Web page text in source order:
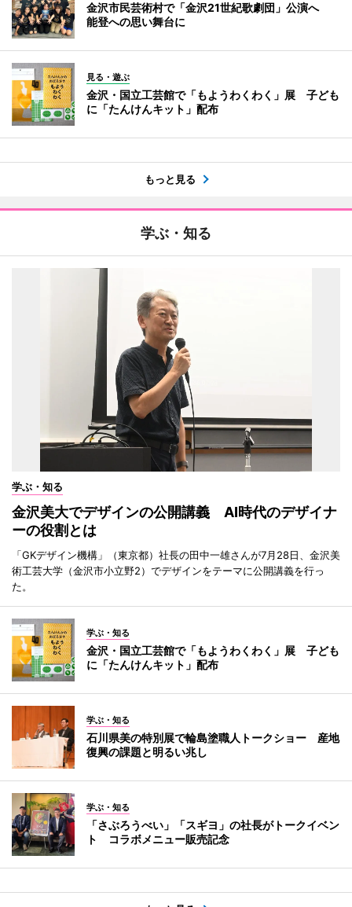
金沢市民芸術村で「金沢21世紀歌劇団」公演へ
能登への思い舞台に
見る・遊ぶ
金沢・国立工芸館で「もようわくわく」展 子ども
に「たんけんキット」配布
もっと見る
学ぶ・知る
学ぶ・知る
金沢美大でデザインの公開講義 AI時代のデザイナ
ーの役割とは
「GKデザイン機構」（東京都）社長の田中一雄さんが7月28日、金沢美
術工芸大学（金沢市小立野2）でデザインをテーマに公開講義を行っ
た。
学ぶ・知る
金沢・国立工芸館で「もようわくわく」展 子ども
に「たんけんキット」配布
学ぶ・知る
石川県美の特別展で輪島塗職人トークショー 産地
復興の課題と明るい兆し
学ぶ・知る
「さぶろうべい」「スギヨ」の社長がトークイベン
ト コラボメニュー販売記念